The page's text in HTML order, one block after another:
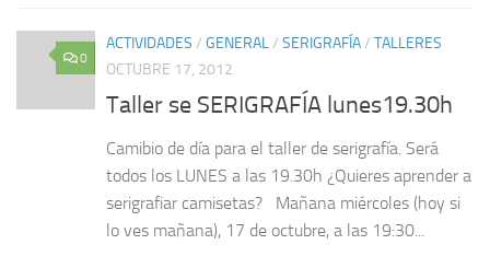
0
ACTIVIDADES / GENERAL/ SERIGRAFÍA/ TALLERES
OCTUBRE 17, 2012
Taller se SERIGRAFÍA lunes19.30h
Camibio de día para el taller de serigrafía. Será
todos los LUNES a las 19.30h ¿Quieres aprender a
serigrafiar camisetas? Mañana miércoles (hoy si
lo ves mañana), 17 de octubre, a las 19:30...